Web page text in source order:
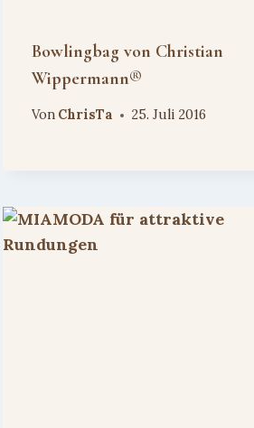
Bowlingbag von Christian
Wippermann®
Von ChrisTa 25. Juli 2016